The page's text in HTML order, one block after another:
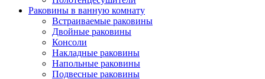
Раковины в ванную комнату
Встраиваемые раковины
Двойные раковины
Консоли
Накладные раковины
Напольные раковины
Подвесные раковины